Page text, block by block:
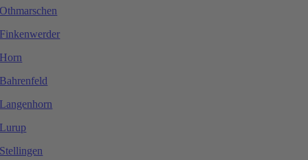
Othmarschen
Finkenwerder
Horn
Bahrenfeld
Langenhorn
Lurup
Stellingen